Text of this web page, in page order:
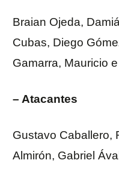
Braian Ojeda,
Cubas, Diego
Gamarra, Mauricio
– Atacantes
Gustavo Caballero,
Almirón, Gabriel